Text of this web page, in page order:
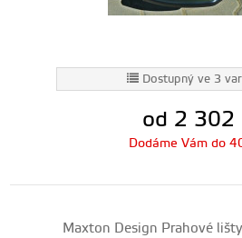
Dostupný ve 3
od 2 302
Dodáme Vám do
Maxton Design Prahové